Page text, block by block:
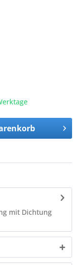
mit Dichtung